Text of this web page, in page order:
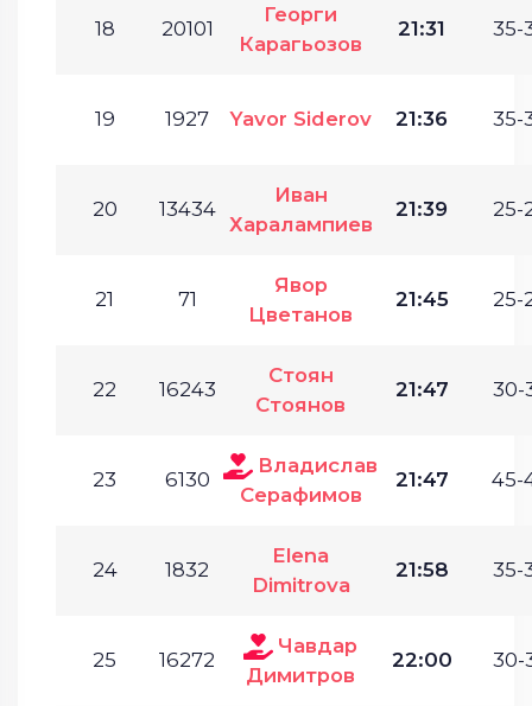
18 20101
Георги
Карагьозов
21:31 35-
19 1927 Yavor Siderov 21:36 35-
20 13434
Иван
Харалампиев
21:39 25-
21 71
Явор
Цветанов
21:45 25-
22 16243
Стоян
Стоянов
21:47 30-
23 6130
Владислав
Серафимов
21:47 45-
24 1832
Elena
Dimitrova
21:58 35-
25 16272
Чавдар
Димитров
22:00 30-